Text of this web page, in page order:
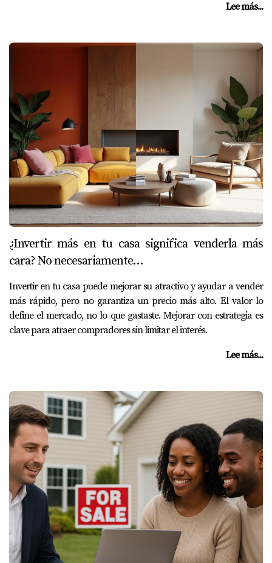
Lee más...
¿Invertir más en tu casa significa venderla más
cara? No necesariamente…
Invertir en tu casa puede mejorar su atractivo y ayudar a vender
más rápido, pero no garantiza un precio más alto. El valor lo
define el mercado, no lo que gastaste. Mejorar con estrategia es
clave para atraer compradores sin limitar el interés.
Lee más...